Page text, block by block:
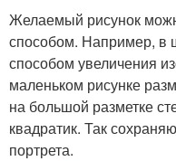
Желаемый рисунок
способом. Например, в
способом увеличения
маленьком рисунке
на большой разметке
квадратик. Так
портрета.